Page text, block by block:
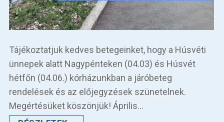
Tájékoztatjuk kedves betegeinket, hogy a Húsvéti
ünnepek alatt Nagypénteken (04.03) és Húsvét
hétfőn (04.06.) kórházunkban a járóbeteg
rendelések és az előjegyzések szünetelnek.
Megértésüket köszönjük! Április…